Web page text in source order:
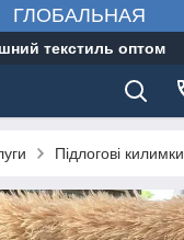
ГЛОБАЛЬНАЯ
текстиль оптом
Підлогові килимки